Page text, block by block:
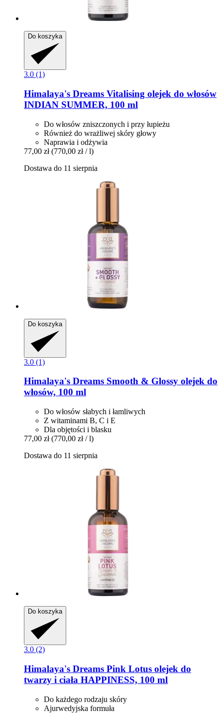
Do koszyka
3.0 (1)
Himalaya's Dreams Vitalising olejek do włosów
INDIAN SUMMER, 100 ml
Do włosów zniszczonych i przy łupieżu
Również do wrażliwej skóry głowy
Naprawia i odżywia
77,00 zł (770,00 zł / l)
Dostawa do 11 sierpnia
Do koszyka
3.0 (1)
Himalaya's Dreams Smooth & Glossy olejek do
włosów, 100 ml
Do włosów słabych i łamliwych
Z witaminami B, C i E
Dla objętości i blasku
77,00 zł (770,00 zł / l)
Dostawa do 11 sierpnia
Do koszyka
3.0 (2)
Himalaya's Dreams Pink Lotus olejek do
twarzy i ciała HAPPINESS, 100 ml
Do każdego rodzaju skóry
Ajurwedyjska formuła